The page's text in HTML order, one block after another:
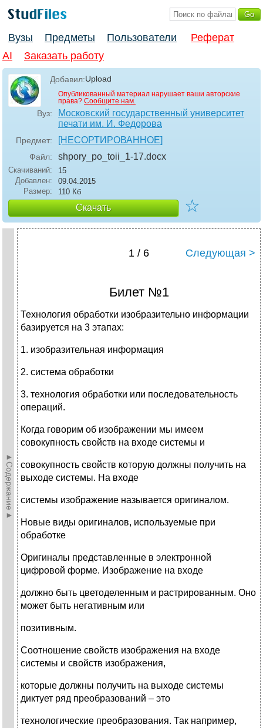
Вузы Предметы Пользователи
Реферат
AI
Заказать работу
Добавил:Upload
Опубликованный материал нарушает ваши авторские
права? Сообщите нам.
Вуз:
Московский государственный университет
печати им. И. Федорова
Предмет: [НЕСОРТИРОВАННОЕ]
Файл: shpory_po_toii_1-17.docx
Скачиваний:
15
Добавлен:
09.04.2015
Размер:
110 Кб
Скачать ☆
►Содержание►
1 / 6 Следующая >
Билет №1
Технология обработки изобразительно информации
базируется на 3 этапах:
1. изобразительная информация
2. система обработки
3. технология обработки или последовательность
операций.
Когда говорим об изображении мы имеем
совокупность свойств на входе системы и
совокупность свойств которую должны получить на
выходе системы. На входе
системы изображение называется оригиналом.
Новые виды оригиналов, используемые при
обработке
Оригиналы представленные в электронной
цифровой форме. Изображение на входе
должно быть цветоделенным и растрированным. Оно
может быть негативным или
позитивным.
Соотношение свойств изображения на входе
системы и свойств изображения,
которые должны получить на выходе системы
диктует ряд преобразований – это
технологические преобразования. Так например,